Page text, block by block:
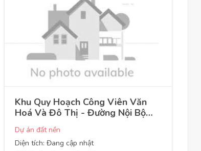
Khu Quy Hoạch Công Viên Văn
Hoá Và Đô Thị - Đường Nội Bộ
Quy Hoạch
Dự án đất nền
Diện tích: Đang cập nhật